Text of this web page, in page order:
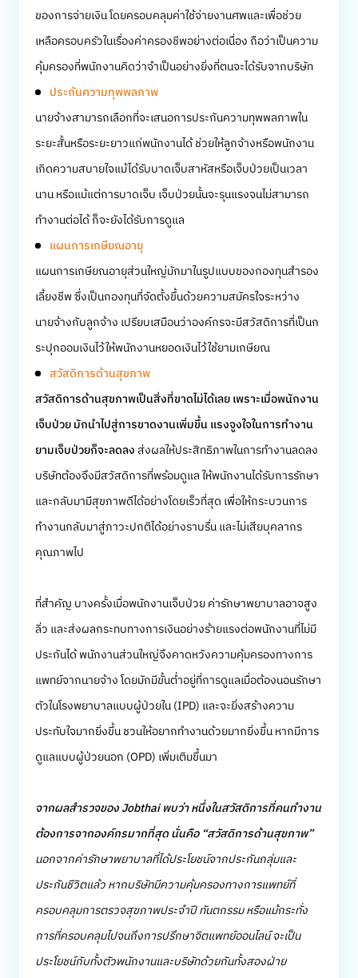
ของการจ่ายเงิน โดยครอบคลุมค่าใช้จ่ายงานศพและเพื่อช่วย
เหลือครอบครัวในเรื่องค่าครองชีพอย่างต่อเนื่อง ถือว่าเป็นความ
คุ้มครองที่พนักงานคิดว่าจำเป็นอย่างยิ่งที่ตนจะได้รับจากบริษัท
ประกันความทุพพลภาพ
นายจ้างสามารถเลือกที่จะเสนอการประกันความทุพพลภาพใน
ระยะสั้นหรือระยะยาวแก่พนักงานได้ ช่วยให้ลูกจ้างหรือพนักงาน
เกิดความสบายใจแม้ได้รับบาดเจ็บสาหัสหรือเจ็บป่วยเป็นเวลา
นาน หรือแม้แต่การบาดเจ็บ เจ็บป่วยนั้นจะรุนแรงจนไม่สามารถ
ทำงานต่อได้ ก็จะยังได้รับการดูแล
แผนการเกษียณอายุ
แผนการเกษียณอายุส่วนใหญ่มักมาในรูปแบบของกองทุนสำรอง
เลี้ยงชีพ ซึ่งเป็นกองทุนที่จัดตั้งขึ้นด้วยความสมัครใจระหว่าง
นายจ้างกับลูกจ้าง เปรียบเสมือนว่าองค์กรจะมีสวัสดิการที่เป็นก
ระปุกออมเงินไว้ให้พนักงานหยอดเงินไว้ใช้ยามเกษียณ
สวัสดิการด้านสุขภาพ
สวัสดิการด้านสุขภาพเป็นสิ่งที่ขาดไม่ได้เลย เพราะเมื่อพนักงาน
เจ็บป่วย มักนำไปสู่การขาดงานเพิ่มขึ้น แรงจูงใจในการทำงาน
ยามเจ็บป่วยก็จะลดลง ส่งผลให้ประสิทธิภาพในการทำงานลดลง
บริษัทต้องจึงมีสวัสดิการที่พร้อมดูแล ให้พนักงานได้รับการรักษา
และกลับมามีสุขภาพดีได้อย่างโดยเร็วที่สุด เพื่อให้กระบวนการ
ทำงานกลับมาสู่ภาวะปกติได้อย่างราบรื่น และไม่เสียบุคลากร
คุณภาพไป
ที่สำคัญ บางครั้งเมื่อพนักงานเจ็บป่วย ค่ารักษาพยาบาลอาจสูง
ลิ่ว และส่งผลกระทบทางการเงินอย่างร้ายแรงต่อพนักงานที่ไม่มี
ประกันได้ พนักงานส่วนใหญ่จึงคาดหวังความคุ้มครองทางการ
แพทย์จากนายจ้างโดยมักมีขั้นต่ำอยู่ที่การดูแลเมื่อต้องนอนรักษา
ตัวในโรงพยาบาลแบบผู้ป่วยใน (IPD) และจะยิ่งสร้างความ
ประทับใจมากยิ่งขึ้น ชวนให้อยากทำงานด้วยมากยิ่งขึ้น หากมีการ
ดูแลแบบผู้ป่วยนอก (OPD) เพิ่มเติมขึ้นมา
จากผลสำรวจของ Jobthai พบว่า หนึ่งในสวัสดิการที่คนทำงาน
ต้องการจากองค์กรมากที่สุด นั่นคือ “สวัสดิการด้านสุขภาพ”
นอกจากค่ารักษาพยาบาลที่ได้ประโยชน์จากประกันกลุ่มและ
ประกันชีวิตแล้ว หากบริษัทมีความคุ้มครองทางการแพทย์ที่
ครอบคลุมการตรวจสุขภาพประจำปี ทันตกรรม หรือแม้กระทั่ง
การที่ครอบคลุมไปจนถึงการปรึกษาจิตแพทย์ออนไลน์ จะเป็น
ประโยชน์กับทั้งตัวพนักงานและบริษัทด้วยกันทั้งสองฝ่าย